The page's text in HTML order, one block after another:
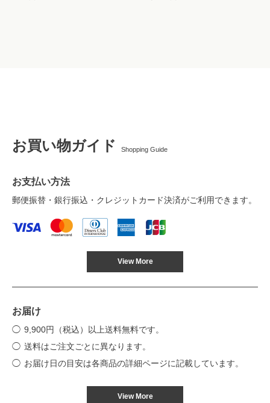
お買い物ガイド Shopping Guide
お支払い方法
郵便振替・銀行振込・クレジットカード決済がご利用できます。
View More
お届け
9,900円（税込）以上送料無料です。
送料はご注文ごとに異なります。
お届け日の目安は各商品の詳細ページに記載しています。
View More